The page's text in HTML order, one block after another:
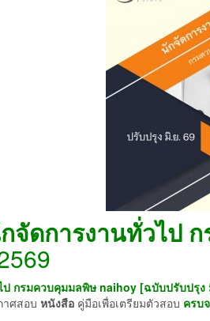
จัดการงานทั่วไป
กรมควบคุมมลพิษ naihoy [ฉบับปรับปรุง
าศสอบ หนังสือ คู่มือเพื่อเตรียมตัวสอบ ครบ